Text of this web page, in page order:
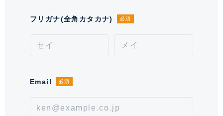
別途発生致します。■エアコンクリーニング費用が別途
1000円)。【年次型】初回保証料:契約時月額賃料等の
フリガナ(全角カタカナ) 必須
Email 必須